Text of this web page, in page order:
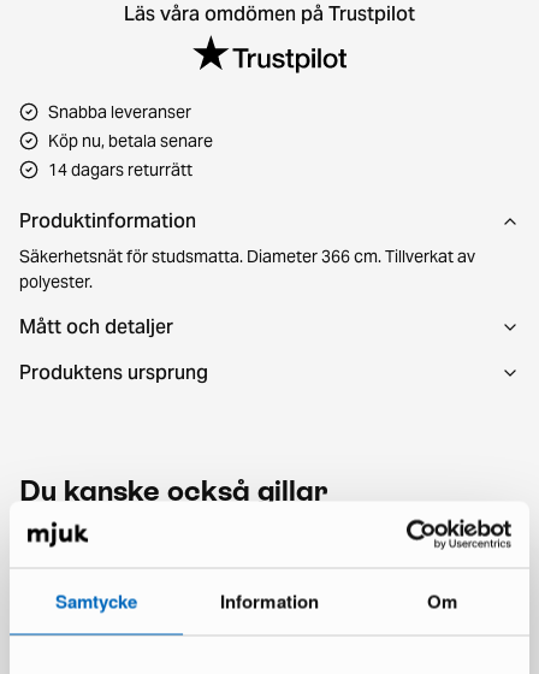
Samtycke Information Om
Läs våra omdömen på Trustpilot
Snabba leveranser
Köp nu, betala senare
14 dagars returrätt
Produktinformation
Säkerhetsnät för studsmatta. Diameter 366 cm. Tillverkat av
polyester.
Mått och detaljer
Produktens ursprung
Du kanske också gillar